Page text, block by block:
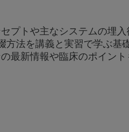
プトや主なシステムの埋入
方法を講義と実習で学ぶ基
最新情報や臨床のポイン